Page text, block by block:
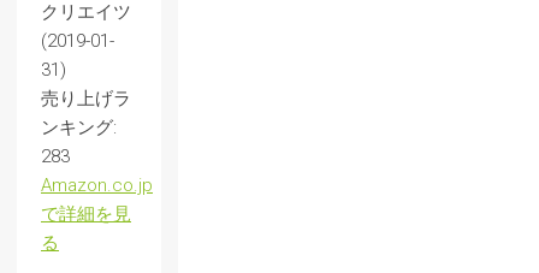
クリエイツ
(2019-01-
31)
売り上げラ
ンキング:
283
Amazon.co.jp
で詳細を見
る